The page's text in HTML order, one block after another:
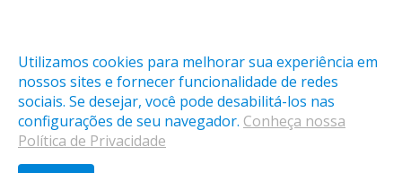
O cadastro na LAB é gratuito, mas algumas atividades são
pagas, confira na descrição de cada uma delas.
Utilizamos cookies para melhorar sua experiência em
nossos sites e fornecer funcionalidade de redes
sociais. Se desejar, você pode desabilitá-los nas
configurações de seu navegador. Conheça nossa
Política de Privacidade